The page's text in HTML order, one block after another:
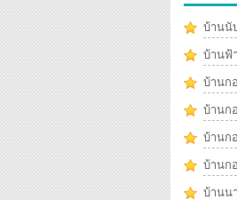
บ้านนั
บ้านฟ้
บ้านก
บ้านก
บ้านก
บ้านก
บ้านน